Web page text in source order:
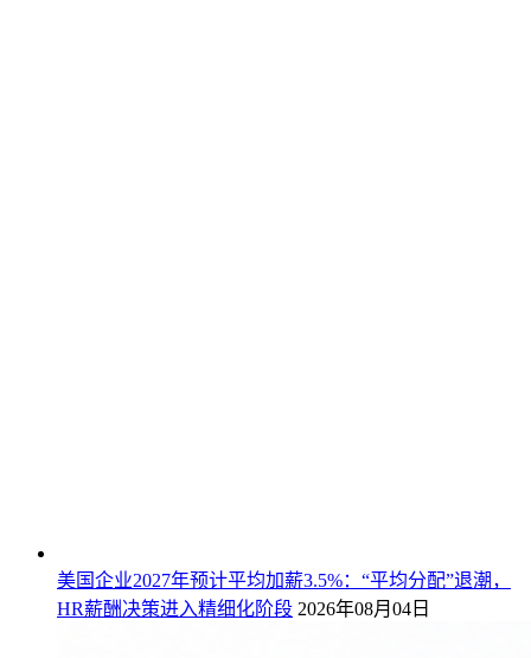
美国企业2027年预计平均加薪3.5%：“平均分配”退潮，
HR薪酬决策进入精细化阶段 2026年08月04日